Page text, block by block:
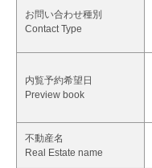
お問い合わせ種別
Contact Type
内覧予約希望日
Preview book
不動産名
Real Estate name